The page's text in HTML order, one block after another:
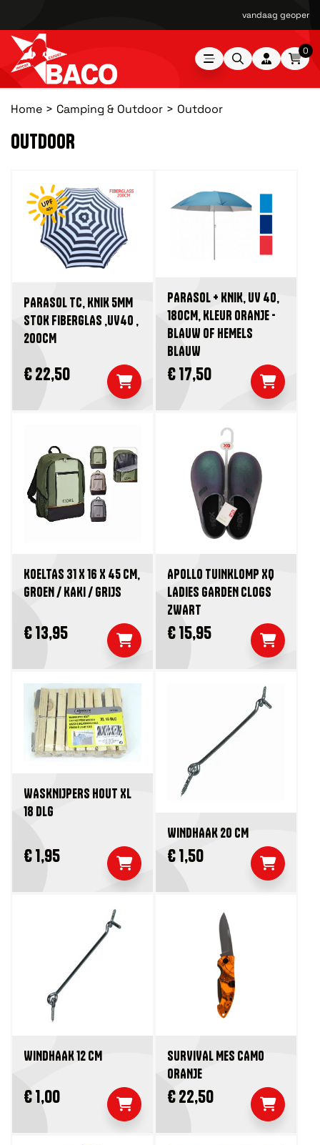
0
Home Camping & Outdoor Outdoor
OUTDOOR
PARASOL TC, KNIK 5MM
STOK FIBERGLAS ,UV40 ,
200CM
€ 22,50
PARASOL + KNIK, UV 40,
180CM, KLEUR ORANJE -
BLAUW OF HEMELS
BLAUW
€ 17,50
KOELTAS 31 X 16 X 45 CM,
GROEN / KAKI / GRIJS
€ 13,95
APOLLO TUINKLOMP XQ
LADIES GARDEN CLOGS
ZWART
€ 15,95
WASKNIJPERS HOUT XL
18 DLG
€ 1,95
WINDHAAK 20 CM
€ 1,50
WINDHAAK 12 CM
€ 1,00
SURVIVAL MES CAMO
ORANJE
€ 22,50